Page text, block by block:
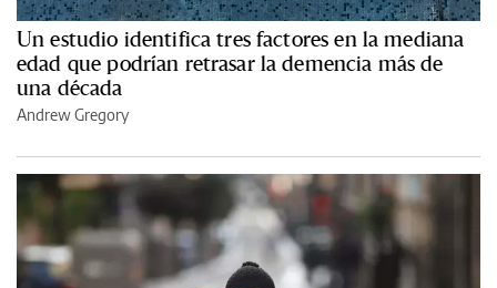
Un estudio identifica tres factores en la mediana
edad que podrían retrasar la demencia más de
una década
Andrew Gregory